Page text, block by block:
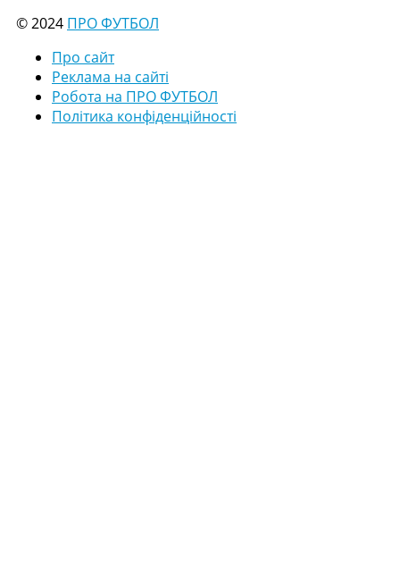
© 2024 ПРО ФУТБОЛ
Про сайт
Реклама на сайті
Робота на ПРО ФУТБОЛ
Політика конфіденційності